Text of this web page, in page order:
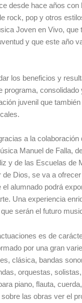
letra
desde hace años con
rock, pop y otros
Joven en Vivo, que
y que este año
los beneficios y
programa,
juvenil que
a la colaboración
Manuel de Falla,
y de las Escuelas de
de Dios, se va a
alumnado podrá
Una experiencia
serán el futuro
es de
por una gran
clásica, bandas
orquestas,
piano, flauta,
las obras ver el